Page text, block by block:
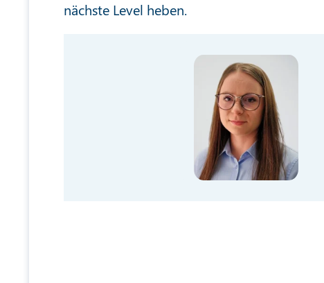
nächste Level heben.